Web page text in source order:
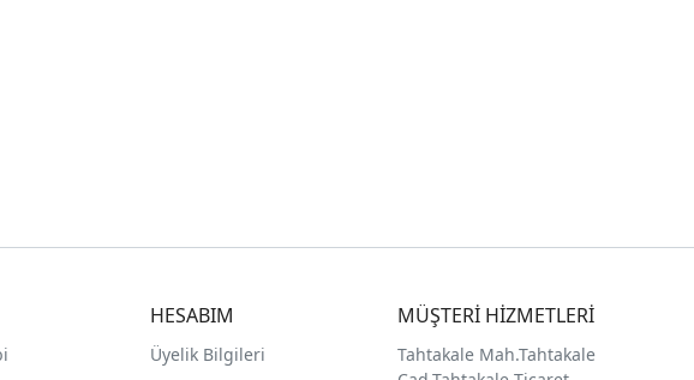
HESABIM
Üyelik Bilgileri
MÜŞTERİ HİZMETLERİ
Tahtakale Mah.Tahtakale